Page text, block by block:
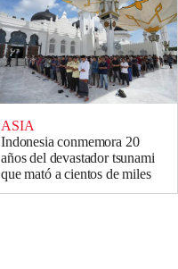
ASIA
Indonesia conmemora 20
años del devastador tsunami
que mató a cientos de miles